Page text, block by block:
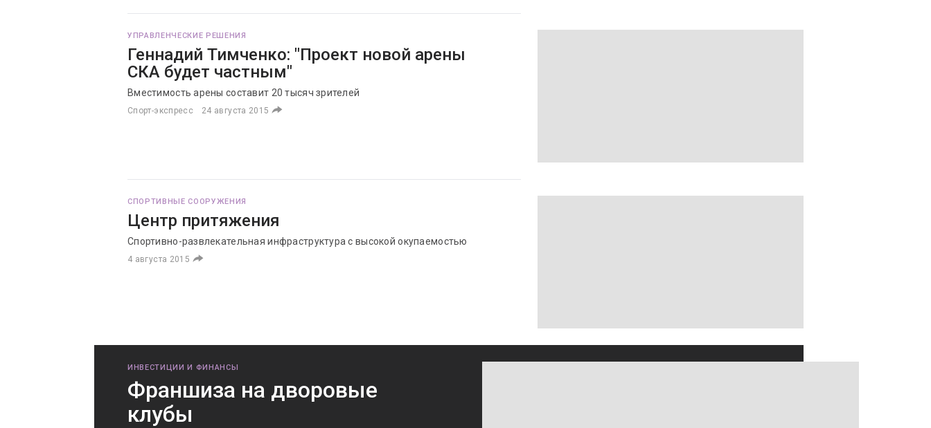
УПРАВЛЕНЧЕСКИЕ РЕШЕНИЯ
Геннадий Тимченко: "Проект новой арены
СКА будет частным"
Вместимость арены составит 20 тысяч зрителей
Спорт-экспресс 24 августа 2015
СПОРТИВНЫЕ СООРУЖЕНИЯ
Центр притяжения
Спортивно-развлекательная инфраструктура с высокой окупаемостью
4 августа 2015
ИНВЕСТИЦИИ И ФИНАНСЫ
Франшиза на дворовые
клубы